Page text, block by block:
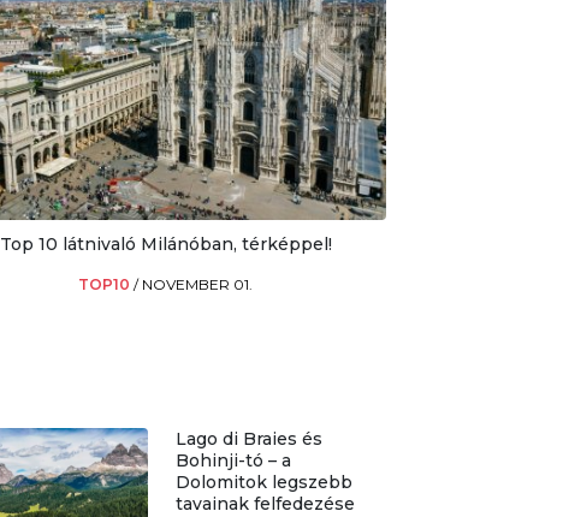
Top 10 látnivaló Milánóban, térképpel!
TOP10/ NOVEMBER 01.
Lago di Braies és
Bohinji-tó – a
Dolomitok legszebb
tavainak felfedezése